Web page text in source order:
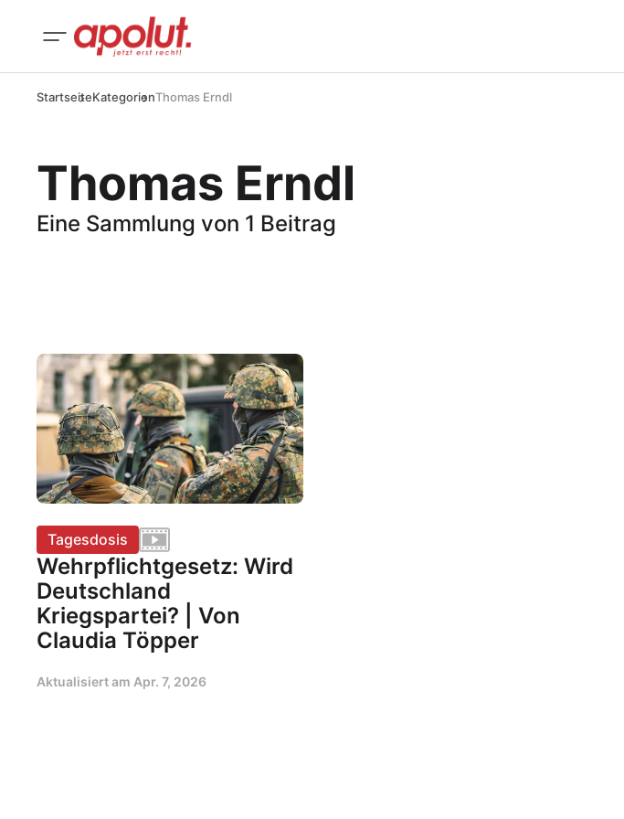
StartseiteKategorienThomas Erndl
Thomas Erndl
Eine Sammlung von 1 Beitrag
Tagesdosis
Wehrpflichtgesetz: Wird
Deutschland
Kriegspartei? | Von
Claudia Töpper
Aktualisiert am Apr. 7, 2026